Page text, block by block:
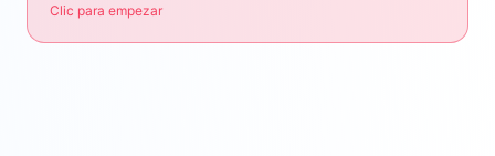
Clic para empezar